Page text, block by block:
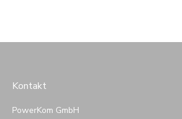
Kontakt
PowerKom GmbH